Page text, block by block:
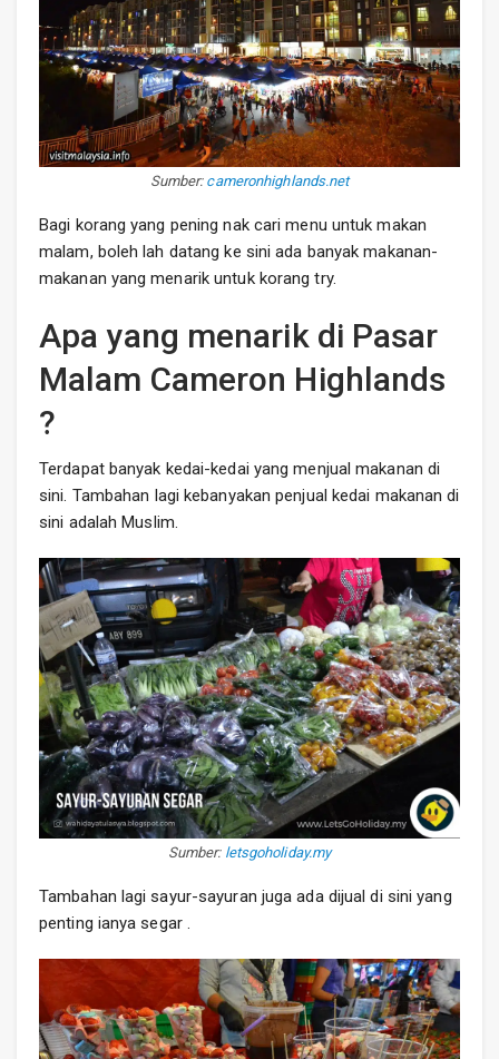
Sumber: cameronhighlands.net
Bagi korang yang pening nak cari menu untuk makan
malam, boleh lah datang ke sini ada banyak makanan-
makanan yang menarik untuk korang try.
Apa yang menarik di Pasar
Malam Cameron Highlands
?
Terdapat banyak kedai-kedai yang menjual makanan di
sini. Tambahan lagi kebanyakan penjual kedai makanan di
sini adalah Muslim.
Sumber:letsgoholiday.my
Tambahan lagi sayur-sayuran juga ada dijual di sini yang
penting ianya segar .